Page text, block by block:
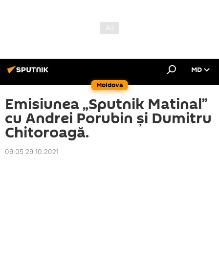
Moldova
MD
Emisiunea „Sputnik Matinal”
cu Andrei Porubin și Dumitru
Chitoroagă.
09:05 29.10.2021